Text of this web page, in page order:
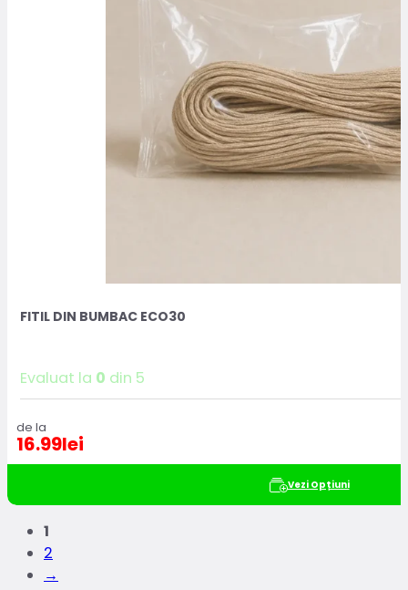
FITIL DIN BUMBAC ECO30
Evaluat la 0 din 5
de la
16.99lei
Vezi Opțiuni
1
2
→